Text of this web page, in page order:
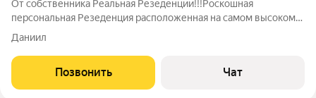
От собственника Реальная Резеденции!!!Роскошная
персональная Резеденция расположенная на самом высоком
11-м этаже Эксклюзивные условия апартаментов-резиденции.
Из окон открывается захватывающий панорамный вид на море
и побережье. Резнденция находится
Даниил
Позвонить Чат